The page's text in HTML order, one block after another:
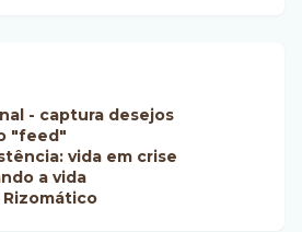
- captura desejos
"feed"
vida em crise
a vida